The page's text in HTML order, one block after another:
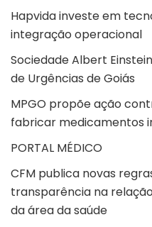
Hapvida investe em
integração operacional
Sociedade Albert
de Urgências de Goiás
MPGO propõe ação
fabricar medicamentos
PORTAL MÉDICO
CFM publica novas
transparência na
da área da saúde